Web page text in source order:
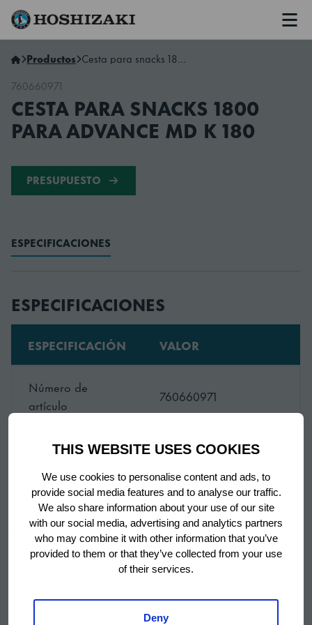
THIS WEBSITE USES COOKIES
We use cookies to personalise content and ads, to
provide social media features and to analyse our traffic.
We also share information about your use of our site
with our social media, advertising and analytics partners
who may combine it with other information that you’ve
provided to them or that they’ve collected from your use
of their services.
Deny
Hoshizaki Spain
Productos
Cesta para snacks 1800 para ADVANCE MD K 180
760660971
CESTA PARA SNACKS 1800
PARA ADVANCE MD K 180
PRESUPUESTO
ESPECIFICACIONES
ESPECIFICACIONES
ESPECIFICACIÓN VALOR
Número de
artículo
760660971
Nombre del
accesorio
Cesta para snacks 1800
180
SKU 760660971
Mostrar más